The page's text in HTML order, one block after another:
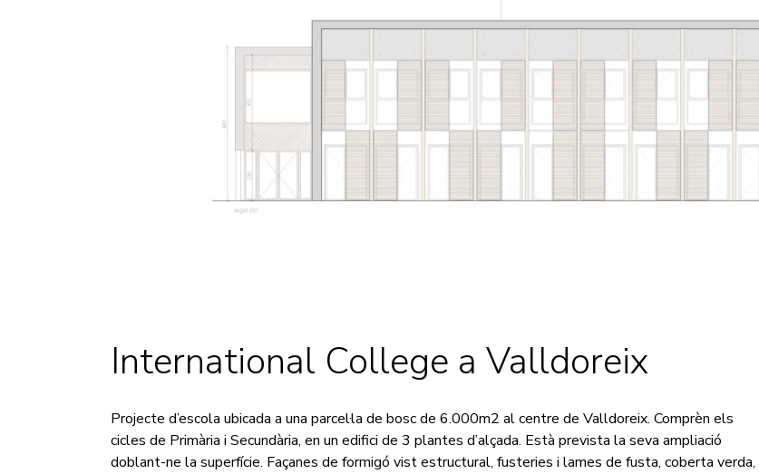
International College a Valldoreix
Projecte d’escola ubicada a una parcel·la de bosc de 6.000m2 al centre de Valldoreix. Comprèn els
cicles de Primària i Secundària, en un edifici de 3 plantes d’alçada. Està prevista la seva ampliació
doblant-ne la superfície. Façanes de formigó vist estructural, fusteries i lames de fusta, coberta verda,